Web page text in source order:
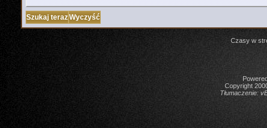
Czasy w
Copyright
Tłumaczenie: